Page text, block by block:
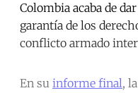
Colombia acaba de
garantía de los
conflicto armado
En su informe final,